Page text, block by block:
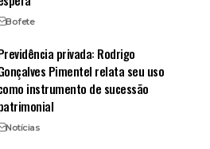
Bofete
privada: Rodrigo
Pimentel relata seu uso
instrumento de sucessão
Notícias